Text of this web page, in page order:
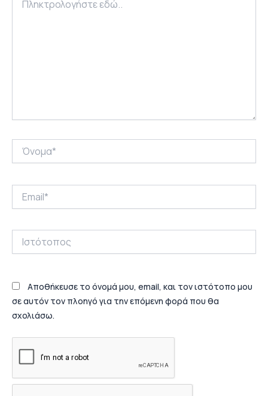
εδώ..
Ιστότοπος
Αποθήκευσε το όνομά μου, email, και τον ιστότοπο μου
σε αυτόν τον πλοηγό για την επόμενη φορά που θα
σχολιάσω.